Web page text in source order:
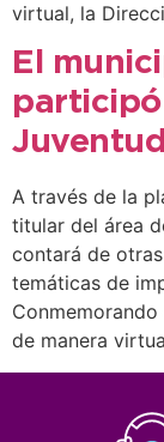
virtual, la
El
participó
A través de la
titular del área
contará de
temáticas de
de manera